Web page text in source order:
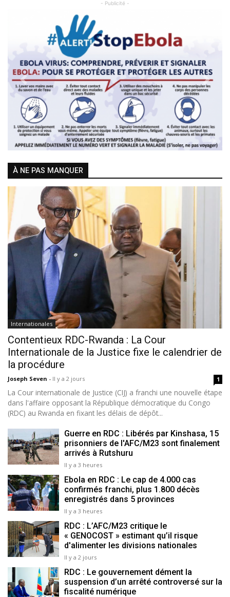
- Publicité -
Previous Next
À NE PAS MANQUER
Internationales
Contentieux RDC-Rwanda : La Cour
Internationale de la Justice fixe le calendrier de
la procédure
Joseph Seven - Il y a 2 jours 1
La Cour internationale de Justice (CIJ) a franchi une nouvelle étape
dans l'affaire opposant la République démocratique du Congo
(RDC) au Rwanda en fixant les délais de dépôt...
Guerre en RDC : Libérés par Kinshasa, 15
prisonniers de l'AFC/M23 sont finalement
arrivés à Rutshuru
Il y a 3 heures
Ebola en RDC : Le cap de 4.000 cas
confirmés franchi, plus 1.800 décès
enregistrés dans 5 provinces
Il y a 3 heures
RDC : L’AFC/M23 critique le
« GENOCOST » estimant qu’il risque
d'alimenter les divisions nationales
Il y a 2 jours
RDC : Le gouvernement dément la
suspension d’un arrêté controversé sur la
fiscalité numérique